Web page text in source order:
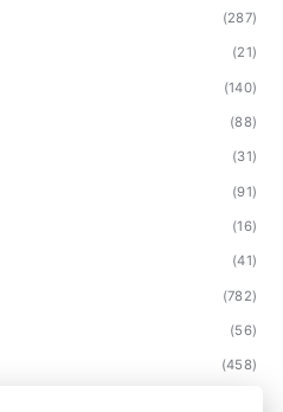
(287)
(21)
(140)
(88)
(31)
(91)
(16)
(41)
(782)
(56)
(458)